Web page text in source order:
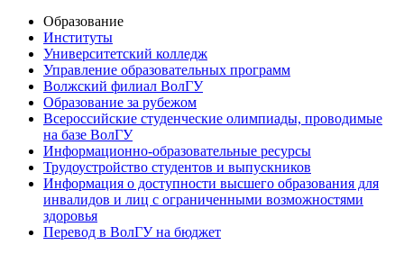
Образование
Институты
Университетский колледж
Управление образовательных программ
Волжский филиал ВолГУ
Образование за рубежом
Всероссийские студенческие олимпиады, проводимые
на базе ВолГУ
Информационно-образовательные ресурсы
Трудоустройство студентов и выпускников
Информация о доступности высшего образования для
инвалидов и лиц с ограниченными возможностями
здоровья
Перевод в ВолГУ на бюджет